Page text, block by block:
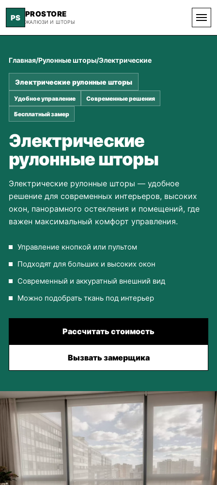
PS PROSTORE
ЖАЛЮЗИ И ШТОРЫ
Главная/Рулонные шторы/Электрические
Электрические рулонные шторы
Удобное управление Современные решения
Бесплатный замер
Электрические
рулонные шторы
Электрические рулонные шторы — удобное
решение для современных интерьеров, высоких
окон, панорамного остекления и помещений, где
важен максимальный комфорт управления.
Управление кнопкой или пультом
Подходят для больших и высоких окон
Современный и аккуратный внешний вид
Можно подобрать ткань под интерьер
Рассчитать стоимость
Вызвать замерщика